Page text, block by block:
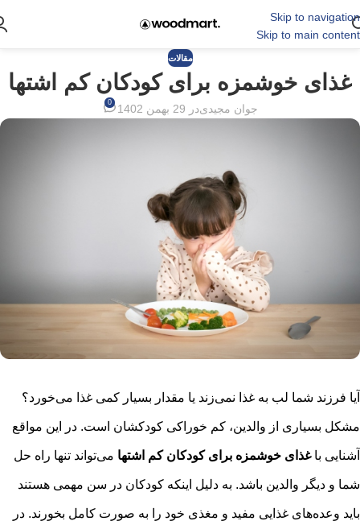
Skip to navigation
Skip to main content
مقالات
غذای خوشمزه برای کودکان کم اشتها
جوان مجیدیدر 29 بهمن 1402 0
آیا فرزند شما لب به غذا نمی‌زند یا مقدار بسیار کمی غذا می‌خورد؟
مشکل بسیاری از والدین، کم خوراکی کودکشان است. در این مواقع
آشنایی باغذای خوشمزه برای کودکان کم اشتها می‌تواند تنها راه حل
شما و دیگر والدین باشد. به دلیل اینکه کودکان در سن مهمی هستند
باید وعده‌های غذایی مفید و مغذی خود را به صورت کامل بخورند. در